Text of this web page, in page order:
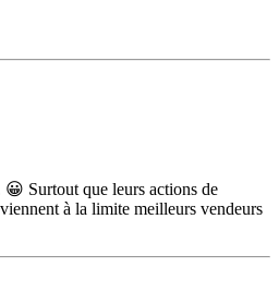
Surtout que leurs actions de
à la limite meilleurs vendeurs